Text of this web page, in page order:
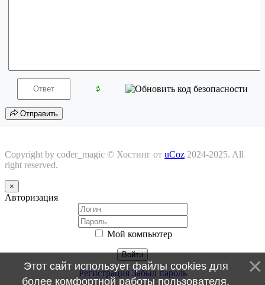
Отправить
Copyright by coder_magic © Хостинг от uCoz 2024-2025. All
right reserved.
×
Авторизация
Мой компьютер
Войти
Регистрация Забыл пароль
Этот сайт использует файлы cookies для
более комфортной работы пользователя.